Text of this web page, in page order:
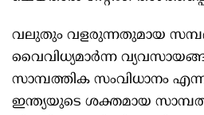
വലുതും വളരുന്നതുമായ
വൈവിധ്യമാര്‍ന്ന
സാമ്പത്തിക സംവിധാനം
ഇന്ത്യയുടെ ശക്തമായ